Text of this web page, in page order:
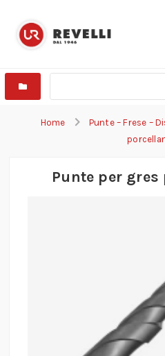
Home Punte – Frese –
Punte per